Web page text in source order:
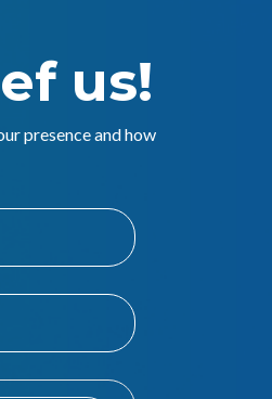
us!
presence and how